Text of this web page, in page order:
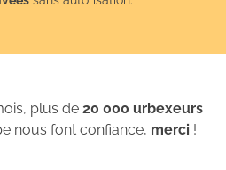
plus de20 000 urbexeurs
nous font confiance, merci !